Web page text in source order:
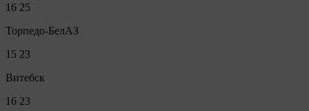
16 25
Торпедо-БелАЗ
15 23
Витебск
16 23